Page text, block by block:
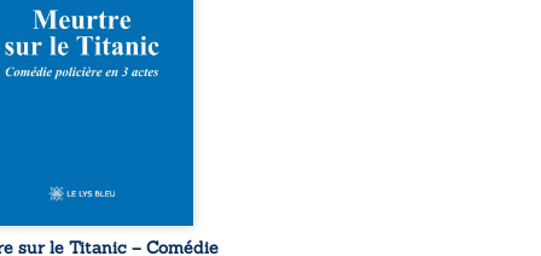
de l’Atlantique.
décennies plus tard, la
de l’épave fait
un secret que l’on
sur le Titanic – Comédie